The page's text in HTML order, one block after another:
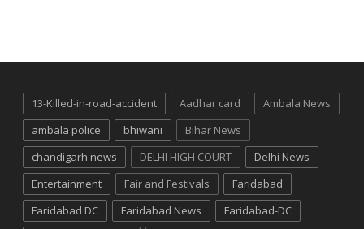
13-Killed-in-road-accident Aadhar card
Ambala News
ambala police
bhiwani
Bihar News
chandigarh news
DELHI HIGH COURT
Delhi News
Entertainment
Fair and Festivals
Faridabad
Faridabad DC
Faridabad News
Faridabad-DC